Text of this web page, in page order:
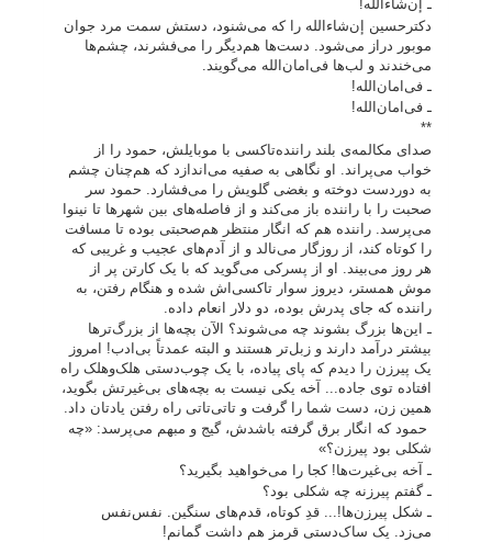
ـ إن‌شاءالله!
دکترحسین إن‌شاءالله را که می‌شنود، دستش سمت مرد جوان
موبور دراز می‌شود. دست‌ها هم‌دیگر را می‌فشرند، چشم‌ها
می‌خندند و لب‌ها فی‌امان‌الله می‌گویند.
ـ فی‌امان‌الله!
ـ فی‌امان‌الله!
**
صدای مکالمه‌ی بلند راننده‌تاکسی با موبایلش، حمود را از
خواب می‌پراند. او نگاهی به صفیه می‌اندازد که هم‌چنان چشم
به دوردست دوخته و بغضی گلویش را می‌فشارد. حمود سر
صحبت را با راننده باز می‌کند و از فاصله‌های بین شهرها تا نینوا
می‌پرسد. راننده هم که انگار منتظر هم‌صحبتی بوده تا مسافت
را کوتاه کند، از روزگار می‌نالد و از آدم‌های عجیب و غریبی که
هر روز می‌بیند. او از پسرکی می‌گوید که با یک کارتن پر از
موش همستر، دیروز سوار تاکسی‌اش شده و هنگام رفتن، به
راننده که جای پدرش بوده، دو دلار انعام داده.
ـ این‌ها بزرگ بشوند چه می‌شوند؟ الآن بچه‌ها از بزرگ‌ترها
بیشتر درآمد دارند و زبل‌تر هستند و البته عمدتاً بی‌ادب! امروز
یک پیرزن را دیدم که پای پیاده، با یک چوب‌دستی هلک‌وهلک راه
افتاده توی جاده... آخه یکی نیست به بچه‌های بی‌غیرتش بگوید،
همین زن، دست شما را گرفت و تاتی‌تاتی راه رفتن یادتان داد.
حمود که انگار برق گرفته باشدش، گیج و مبهم می‌پرسد: «چه
شکلی بود پیرزن؟»
ـ آخه بی‌غیرت‌ها! کجا را می‌خواهید بگیرید؟
ـ گفتم پیرزنه چه شکلی بود؟
ـ شکل پیرزن‌ها!... قدِ کوتاه، قدم‌های سنگین. نفس‌نفس
می‌زد. یک ساک‌دستی قرمز هم داشت گمانم!